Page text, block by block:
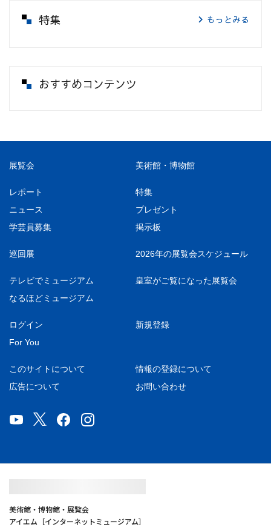
特集 もっとみる
おすすめコンテンツ
展覧会 美術館・博物館
レポート
特集
ニュース
プレゼント
学芸員募集
掲示板
巡回展 2026年の展覧会スケジュール
テレビでミュージアム
皇室がご覧になった展覧会
なるほどミュージアム
ログイン
新規登録
For You
このサイトについて
情報の登録について
広告について
お問い合わせ
美術館・博物館・展覧会
アイエム［インターネットミュージアム］